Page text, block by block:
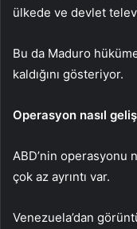
ülkede ve devlet
Bu da Maduro
kaldığını gösteriyor.
Operasyon nasıl
ABD’nin operasyonu
çok az ayrıntı var.
Venezuela’dan